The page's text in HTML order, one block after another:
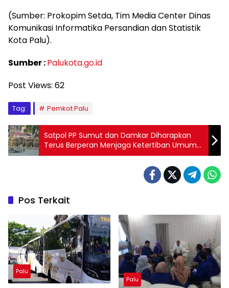
(Sumber: Prokopim Setda, Tim Media Center Dinas
Komunikasi Informatika Persandian dan Statistik
Kota Palu).
Sumber :Palukota.go.id
Post Views: 62
Tag: Pemkot Palu
Satpol PP Sumut dan Damkar Diharapkan
Terus Berperan Menjaga Ketertiban Umum
dan Ketenteraman Masyarakat
Pos Terkait
Palu
Palu